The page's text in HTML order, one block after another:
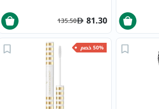
81.30
135.50
50% خصم